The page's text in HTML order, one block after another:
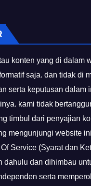
konten yang di dalam
saja. dan tidak di
serta keputusan dalam
kami tidak
timbul dari penyajian
mengunjungi website
Service (Syarat dan
dahulu dan dihimbau
serta